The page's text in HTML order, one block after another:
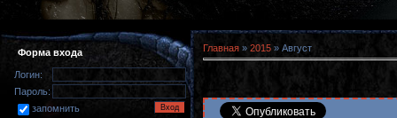
Форма входа
Логин:
Пароль:
запомнить
Главная » 2015 » Август